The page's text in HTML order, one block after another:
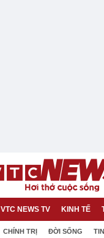
VTC NEWS TV KINH TẾ
CHÍNH TRỊ ĐỜI SỐNG